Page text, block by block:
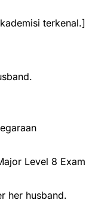
terkenal.]
Level 8 Exam
her husband.